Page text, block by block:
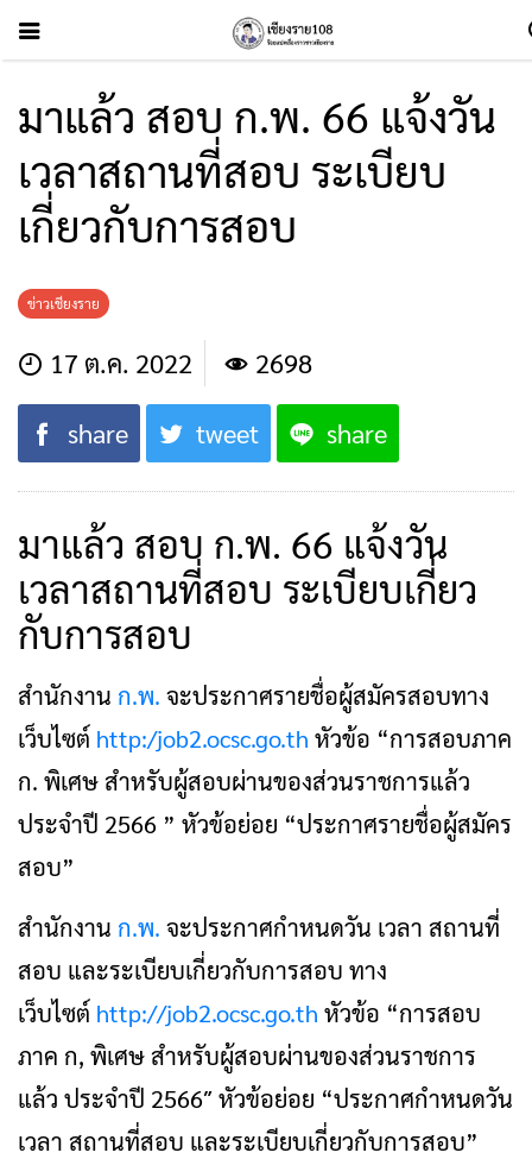
มาแล้ว สอบ ก.พ. 66 แจ้งวัน
เวลาสถานที่สอบ ระเบียบ
เกี่ยวกับการสอบ
ข่าวเชียงราย
17 ต.ค. 2022 2698
share tweet share
มาแล้ว สอบ ก.พ. 66 แจ้งวัน
เวลาสถานที่สอบ ระเบียบเกี่ยว
กับการสอบ
สำนักงาน ก.พ. จะประกาศรายชื่อผู้สมัครสอบทาง
เว็บไซต์ http:/job2.ocsc.go.th หัวข้อ “การสอบภาค
ก. พิเศษ สำหรับผู้สอบผ่านของส่วนราชการแล้ว
ประจำปี 2566 ” หัวข้อย่อย “ประกาศรายชื่อผู้สมัคร
สอบ”
สำนักงาน ก.พ. จะประกาศกำหนดวัน เวลา สถานที่
สอบ และระเบียบเกี่ยวกับการสอบ ทาง
เว็บไซต์ http://job2.ocsc.go.th หัวข้อ “การสอบ
ภาค ก, พิเศษ สำหรับผู้สอบผ่านของส่วนราชการ
แล้ว ประจำปี 2566″ หัวข้อย่อย “ประกาศกำหนดวัน
เวลา สถานที่สอบ และระเบียบเกี่ยวกับการสอบ”